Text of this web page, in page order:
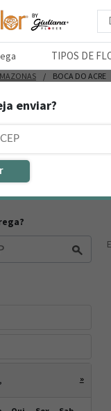
TIPOS DE
enviar?
BOCA DO ACRE
e Presentes
de presente online em
para datas
, »